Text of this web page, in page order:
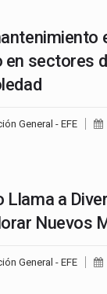
en sectores
General - EFE
Llama a
Nuevos
General - EFE